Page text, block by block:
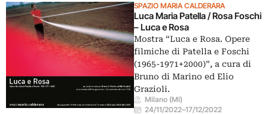
SPAZIO MARIA CALDERARA
Luca Maria Patella / Rosa Foschi
– Luca e Rosa
Mostra “Luca e Rosa. Opere
filmiche di Patella e Foschi
(1965-1971+2000)”, a cura di
Bruno di Marino ed Elio
Grazioli.
Milano (MI)
24/11/2022–17/12/2022